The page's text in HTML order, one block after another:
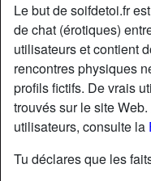
Le but de soifdetoi.fr
de chat (érotiques)
utilisateurs et contient
rencontres physiques
profils fictifs. De vrais
trouvés sur le site
utilisateurs, consulte la
Tu déclares que les
starAjouter